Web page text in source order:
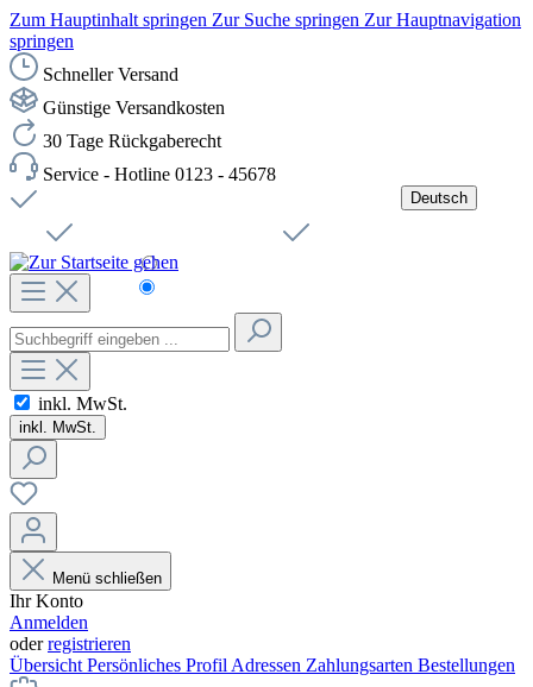
Zum Hauptinhalt springen Zur Suche springen Zur Hauptnavigation
springen
Schneller Versand
Günstige Versandkosten
30 Tage Rückgaberecht
Service - Hotline 0123 - 45678
Deutsch
Čeština
inkl. MwSt.
inkl. MwSt.
Menü schließen
Ihr Konto
Anmelden
oderregistrieren
Übersicht Persönliches Profil Adressen Zahlungsarten Bestellungen